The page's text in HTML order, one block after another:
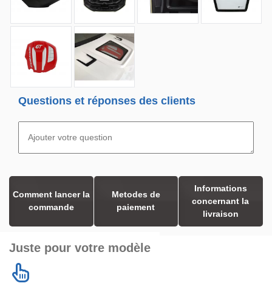
Questions et réponses des clients
Comment lancer la
commande
Metodes de
paiement
Informations
concernant la
livraison
Juste pour votre modèle